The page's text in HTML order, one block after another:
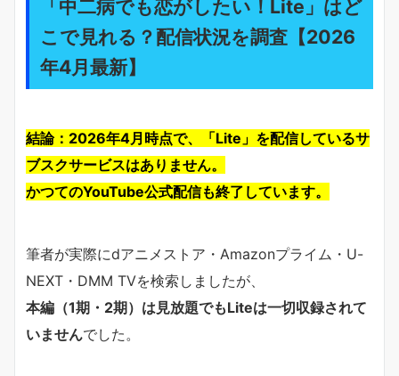
「中二病でも恋がしたい！Lite」はど
こで見れる？配信状況を調査【2026
年4月最新】
結論：2026年4月時点で、「Lite」を配信しているサ
ブスクサービスはありません。
かつてのYouTube公式配信も終了しています。
筆者が実際にdアニメストア・Amazonプライム・U-
NEXT・DMM TVを検索しましたが、
本編（1期・2期）は見放題でもLiteは一切収録されて
いませんでした。